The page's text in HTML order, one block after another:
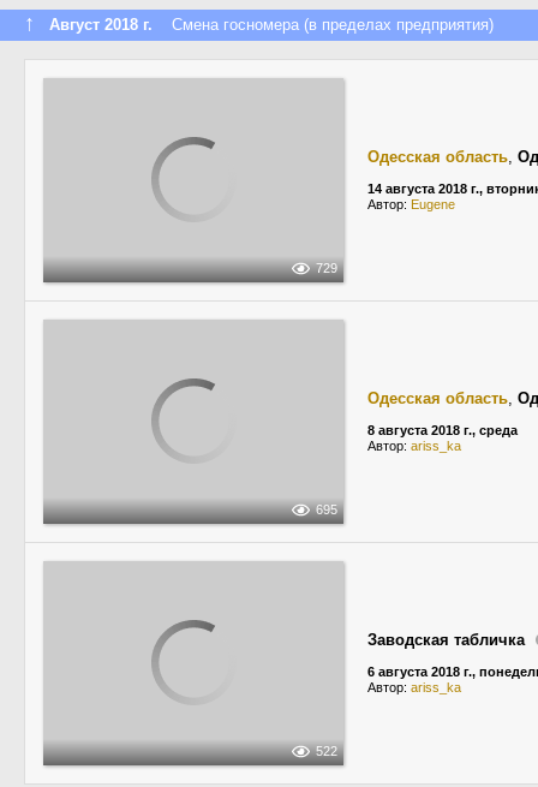
↑ Август 2018 г. Смена госномера (в пределах предприятия)
729
Одесская область,
14 августа 2018 г.,
Автор: Eugene
695
Одесская область,
8 августа 2018 г., среда
Автор: ariss_ka
522
Заводская табличка
6 августа 2018 г.,
Автор: ariss_ka